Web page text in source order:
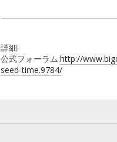
詳細:
公式フォーラム:http://
seed-time.9784/